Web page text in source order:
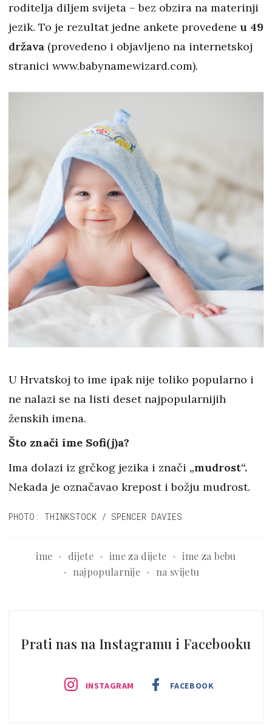
roditelja diljem svijeta – bez obzira na materinji
jezik. To je rezultat jedne ankete provedene u 49
država (provedeno i objavljeno na internetskoj
stranici www.babynamewizard.com).
U Hrvatskoj to ime ipak nije toliko popularno i
ne nalazi se na listi deset najpopularnijih
ženskih imena.
Što znači ime Sofi(j)a?
Ima dolazi iz grčkog jezika i znači „mudrost“.
Nekada je označavao krepost i božju mudrost.
PHOTO: THINKSTOCK / SPENCER DAVIES
ime dijete ime za dijete
ime za bebu
najpopularnije
na svijetu
Prati nas na Instagramu i Facebooku
INSTAGRAM FACEBOOK